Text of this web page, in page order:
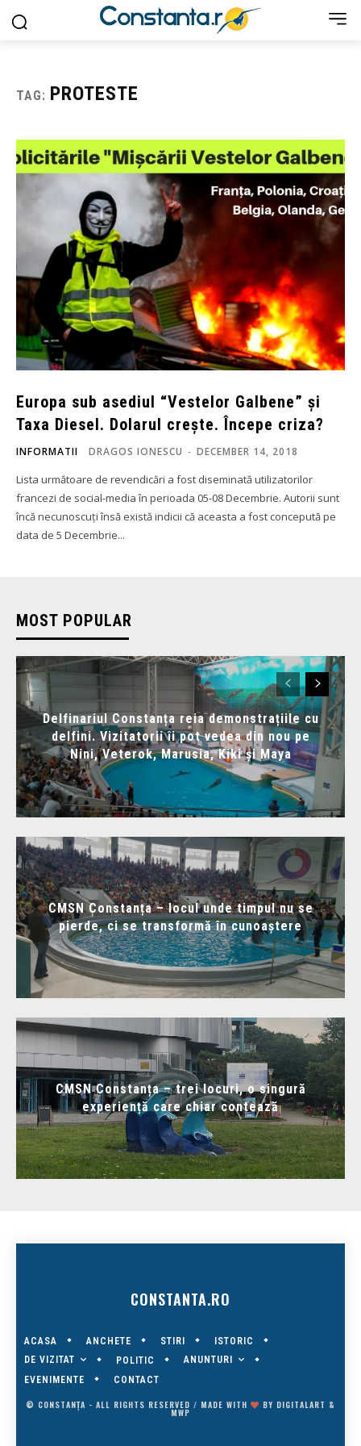
TAG: PROTESTE
Europa sub asediul “Vestelor Galbene” și
Taxa Diesel. Dolarul crește. Începe criza?
INFORMATII DRAGOS IONESCU - DECEMBER 14, 2018
Lista următoare de revendicări a fost diseminată utilizatorilor
francezi de social-media în perioada 05-08 Decembrie. Autorii sunt
încă necunoscuți însă există indicii că aceasta a fost concepută pe
data de 5 Decembrie...
MOST POPULAR
Delfinariul Constanța reia demonstrațiile cu
delfini. Vizitatorii îi pot vedea din nou pe
Nini, Veterok, Marusia, Kiki și Maya
CMSN Constanța – locul unde timpul nu se
pierde, ci se transformă în cunoaștere
CMSN Constanța – trei locuri, o singură
experiență care chiar contează
CONSTANTA.RO
ACASA ANCHETE STIRI
ISTORIC
DE VIZITAT
POLITIC
ANUNTURI
EVENIMENTE
CONTACT
© CONSTANȚA - ALL RIGHTS RESERVED / MADE WITH BY DIGITALART &
MWP